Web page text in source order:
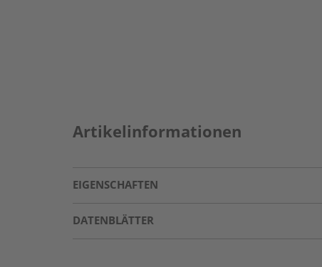
Artikelinformationen
EIGENSCHAFTEN
DATENBLÄTTER